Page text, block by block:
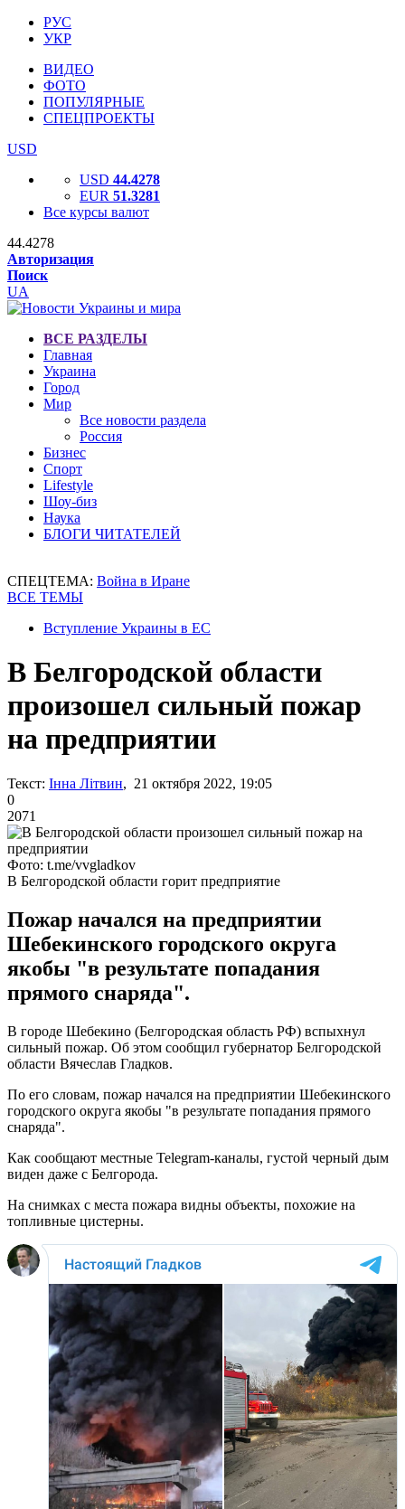
РУС
УКР
ВИДЕО
ФОТО
ПОПУЛЯРНЫЕ
СПЕЦПРОЕКТЫ
USD
USD 44.4278
EUR 51.3281
Все курсы валют
44.4278
Авторизация
Поиск
UA
ВСЕ РАЗДЕЛЫ
Главная
Украина
Город
Мир
Все новости раздела
Россия
Бизнес
Спорт
Lifestyle
Шоу-биз
Наука
БЛОГИ ЧИТАТЕЛЕЙ
СПЕЦТЕМА: Война в Иране
ВСЕ ТЕМЫ
Вступление Украины в ЕС
В Белгородской области
произошел сильный пожар
на предприятии
Текст: Інна Літвин, 21 октября 2022, 19:05
0
2071
Фото: t.me/vvgladkov
В Белгородской области горит предприятие
Пожар начался на предприятии
Шебекинского городского округа
якобы "в результате попадания
прямого снаряда".
В городе Шебекино (Белгородская область РФ) вспыхнул
сильный пожар. Об этом сообщил губернатор Белгородской
области Вячеслав Гладков.
По его словам, пожар начался на предприятии Шебекинского
городского округа якобы "в результате попадания прямого
снаряда".
Как сообщают местные Telegram-каналы, густой черный дым
виден даже с Белгорода.
На снимках с места пожара видны объекты, похожие на
топливные цистерны.